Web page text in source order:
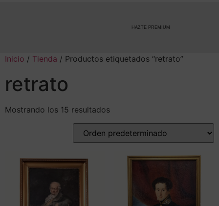
HAZTE PREMIUM
Inicio / Tienda / Productos etiquetados “retrato”
retrato
Mostrando los 15 resultados